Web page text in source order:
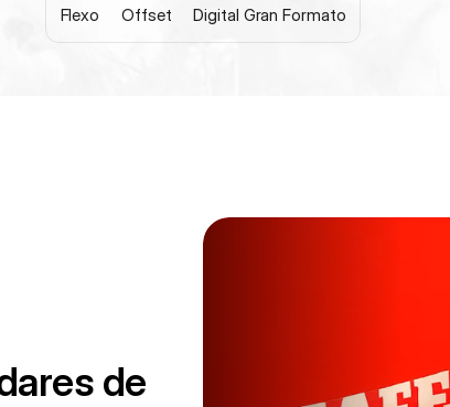
Flexo
Offset Digital Gran Formato
de